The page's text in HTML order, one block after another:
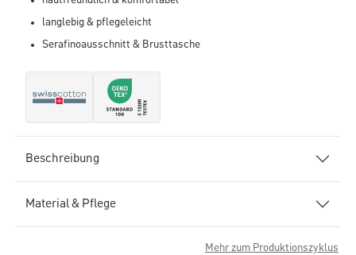
langlebig & pflegeleicht
Serafinoausschnitt & Brusttasche
Beschreibung
Material & Pflege
Mehr zum Produktionszyklus